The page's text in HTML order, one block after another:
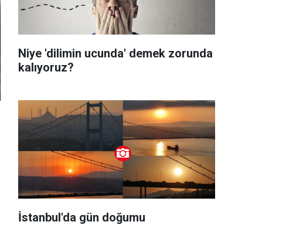
Niye 'dilimin ucunda' demek zorunda
kalıyoruz?
İstanbul'da gün doğumu